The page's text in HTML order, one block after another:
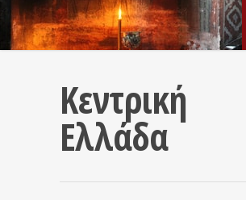
Κεντρική
Ελλάδα